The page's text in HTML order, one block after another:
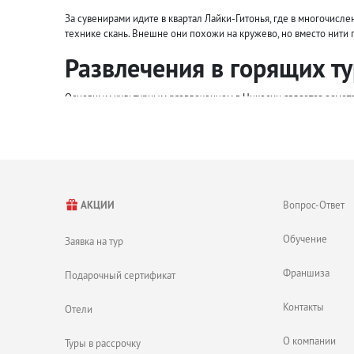
За сувенирами идите в квартал Лайки-Гитонья, где в
технике скань. Внешне они похожи на кружево, но вместо нити
Развлечения в горящих
Основным культурным развлечением в Никосии является
Старый город Никосии, на внешнем виде которого
Христианская церковь Богородицы Фанеромени.
Детям понравится на страусиной ферме и в парке Киккос, где
АКЦИИ
Заявка на тур
Подарочный сертификат
Отели
Туры в рассрочку
Вопрос-Ответ
Обучение
Франшиза
Контакты
О компании